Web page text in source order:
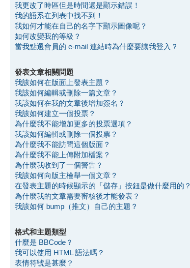
我更改了時區但是時間還是顯示錯誤！
我的語系在列表中找不到！
我如何才能在自己的名字下顯示圖像呢？
如何改變我的等級？
當我點選會員的 e-mail 連結時為什麼要讓我登入？
發表文章相關問題
我該如何在版面上發表主題？
我該如何編輯或刪除一篇文章？
我該如何在我的文章後增加簽名？
我該如何建立一個投票？
為什麼我不能增加更多的投票選項？
我該如何編輯或刪除一個投票？
為什麼我不能訪問這個版面？
為什麼我不能上傳附加檔案？
為什麼我收到了一個警告？
我該如何向版主檢舉一個文章？
在發表主題的時候顯示的「儲存」按鈕是做什麼用的？
為什麼我的文章需要審核後才能發表？
我該如何 bump（推文）自己的主題？
格式和主題類型
什麼是 BBCode？
我可以使用 HTML 語法嗎？
表情符號是甚麼？